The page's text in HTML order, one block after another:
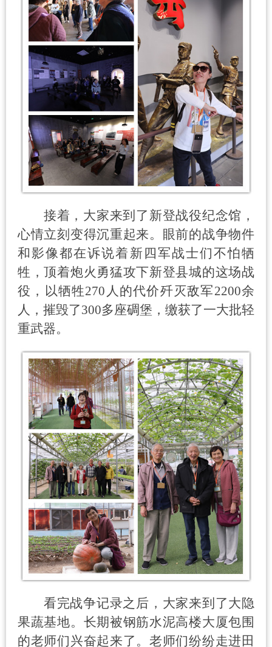
接着，大家来到了新登战役纪念馆，
心情立刻变得沉重起来。眼前的战争物件
和影像都在诉说着新四军战士们不怕牺
牲，顶着炮火勇猛攻下新登县城的这场战
役，以牺牲270 人的代价歼灭敌军2200余
人，摧毁了300多座碉堡，缴获了一大批轻
重武器。
看完战争记录之后，大家来到了大隐
果蔬基地。长期被钢筋水泥高楼大厦包围
的老师们兴奋起来了。老师们纷纷走进田